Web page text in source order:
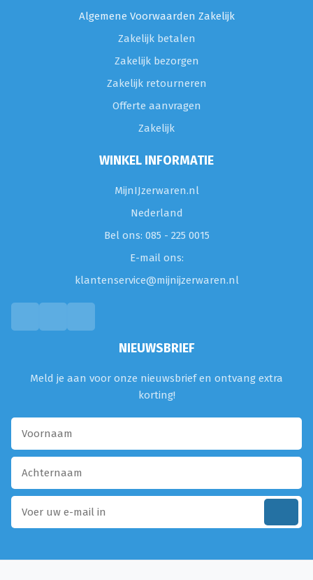
Algemene Voorwaarden Zakelijk
Zakelijk betalen
Zakelijk bezorgen
Zakelijk retourneren
Offerte aanvragen
Zakelijk
WINKEL INFORMATIE
MijnIJzerwaren.nl
Nederland
Bel ons: 085 - 225 0015
E-mail ons:
klantenservice@mijnijzerwaren.nl
NIEUWSBRIEF
Meld je aan voor onze nieuwsbrief en ontvang extra
korting!